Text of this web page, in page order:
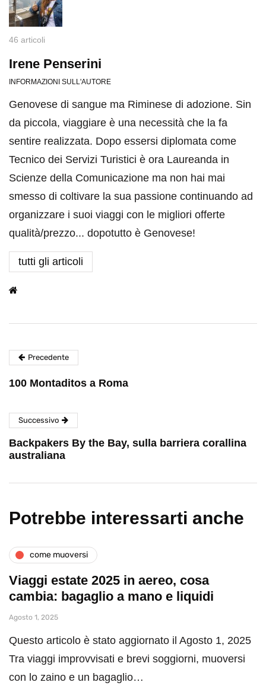
46 articoli
Irene Penserini
INFORMAZIONI SULL'AUTORE
Genovese di sangue ma Riminese di adozione. Sin
da piccola, viaggiare è una necessità che la fa
sentire realizzata. Dopo essersi diplomata come
Tecnico dei Servizi Turistici è ora Laureanda in
Scienze della Comunicazione ma non hai mai
smesso di coltivare la sua passione continuando ad
organizzare i suoi viaggi con le migliori offerte
qualità/prezzo... dopotutto è Genovese!
tutti gli articoli
Precedente
100 Montaditos a Roma
Successivo
Backpakers By the Bay, sulla barriera corallina
australiana
Potrebbe interessarti anche
come muoversi
Viaggi estate 2025 in aereo, cosa
cambia: bagaglio a mano e liquidi
Agosto 1, 2025
Questo articolo è stato aggiornato il Agosto 1, 2025
Tra viaggi improvvisati e brevi soggiorni, muoversi
con lo zaino e un bagaglio…